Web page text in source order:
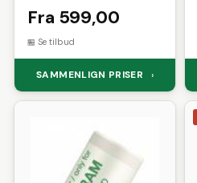
Fra 599,00
Se tilbud
SAMMENLIGN PRISER ›